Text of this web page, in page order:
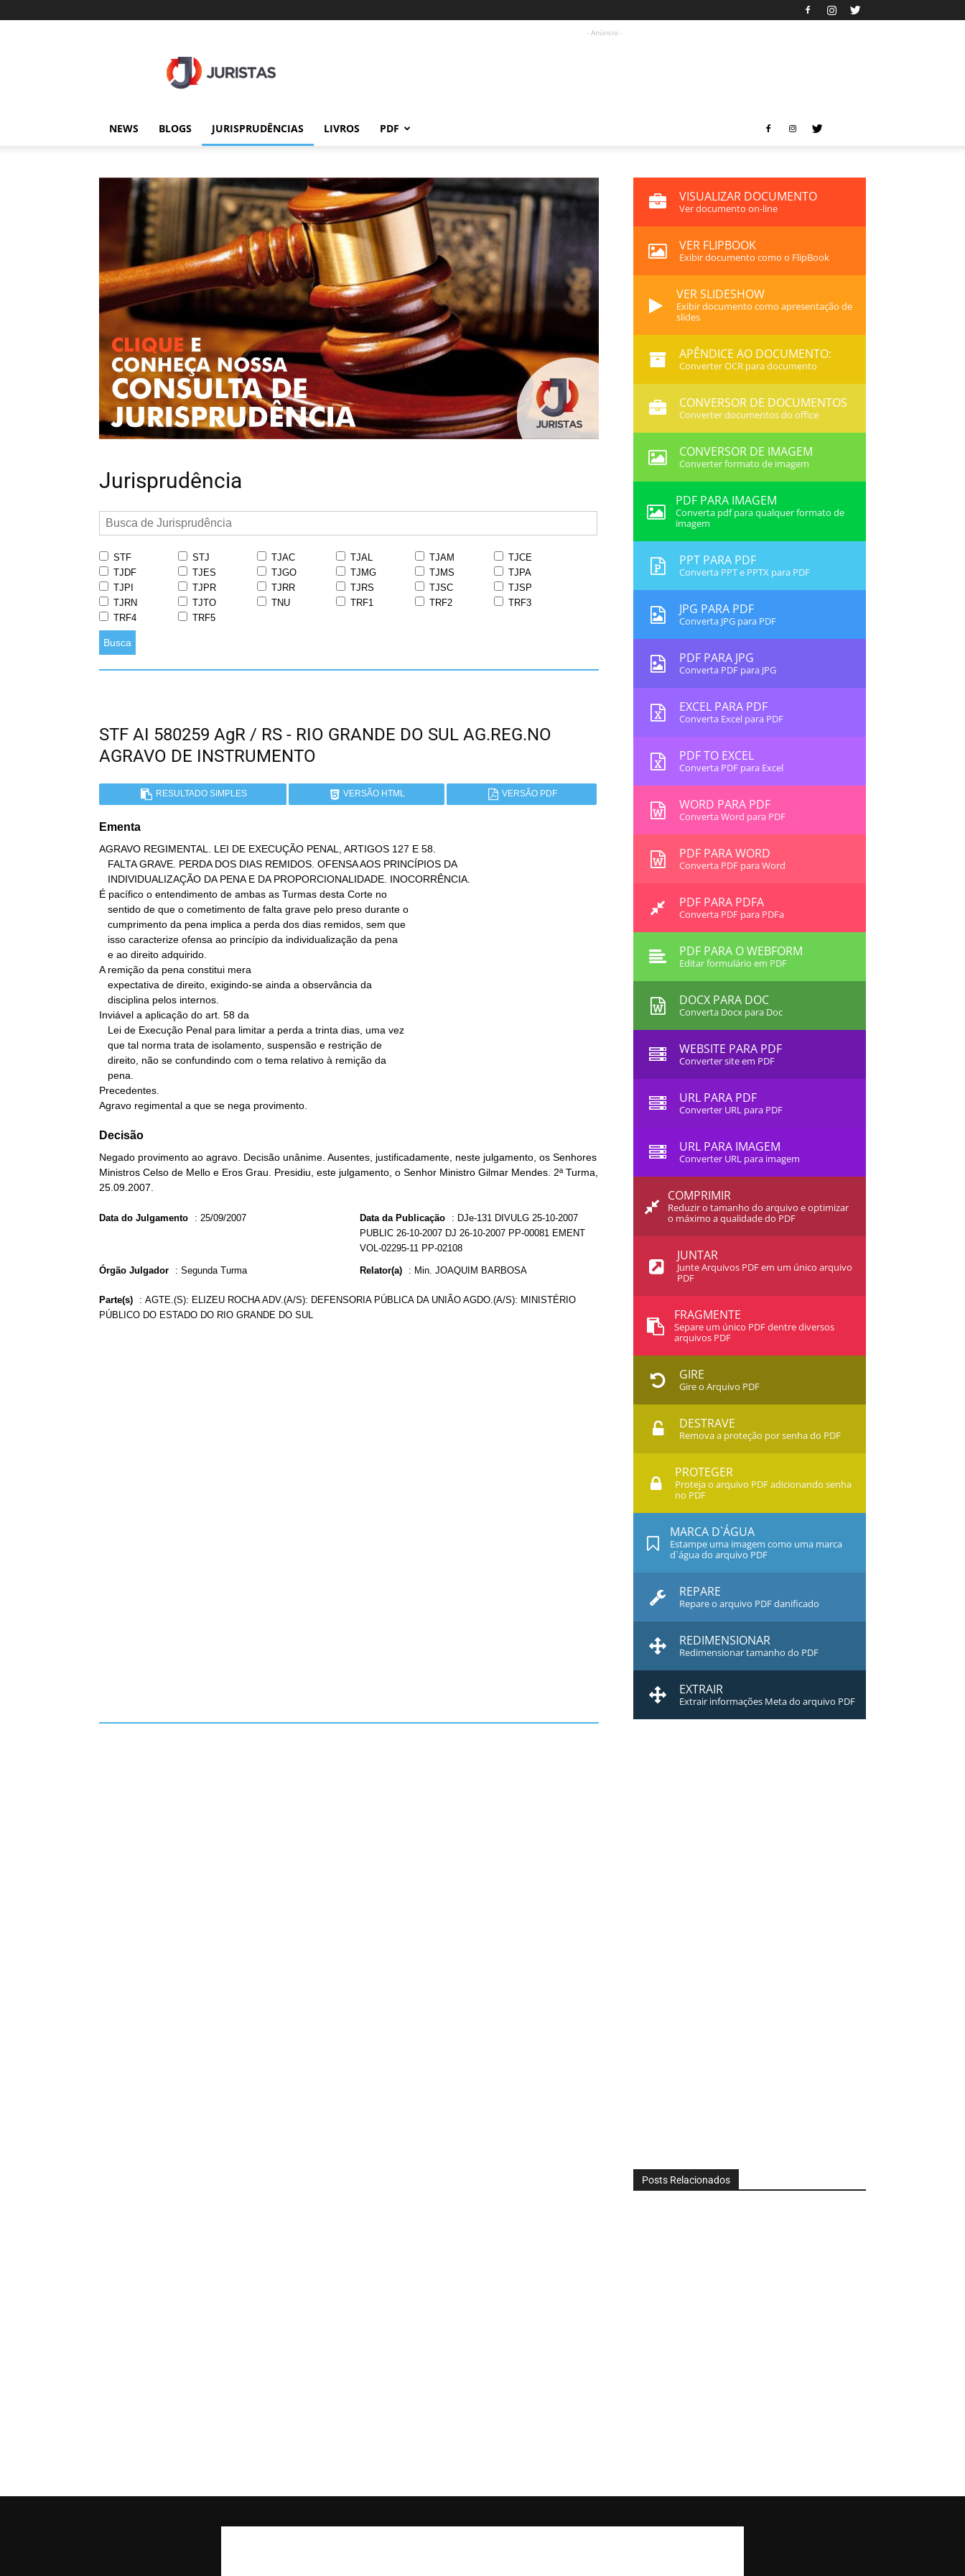
- Anúncio -
NEWS BLOGS JURISPRUDÊNCIAS LIVROS PDF
Jurisprudência
STF STJ TJAC TJAL TJAM
TJCE
TJDF
TJES TJGO TJMG TJMS
TJPA
TJPI
TJPR TJRR TJRS TJSC
TJSP
TJRN
TJTO TNU TRF1 TRF2
TRF3
TRF4
TRF5
Busca
STF AI 580259 AgR / RS - RIO GRANDE DO SUL AG.REG.NO
AGRAVO DE INSTRUMENTO
RESULTADO SIMPLES VERSÃO HTML VERSÃO PDF
Ementa
AGRAVO REGIMENTAL. LEI DE EXECUÇÃO PENAL, ARTIGOS 127 E 58.
É pacífico o entendimento de ambas as Turmas desta Corte no
A remição da pena constitui mera
Inviável a aplicação do art. 58 da
Precedentes.
Agravo regimental a que se nega provimento.
Decisão
Negado provimento ao agravo. Decisão unânime. Ausentes, justificadamente, neste julgamento, os Senhores
Ministros Celso de Mello e Eros Grau. Presidiu, este julgamento, o Senhor Ministro Gilmar Mendes. 2ª Turma,
25.09.2007.
Data do Julgamento : 25/09/2007 Data da Publicação : DJe-131 DIVULG 25-10-2007
PUBLIC 26-10-2007 DJ 26-10-2007 PP-00081 EMENT
VOL-02295-11 PP-02108
Órgão Julgador : Segunda Turma Relator(a) : Min. JOAQUIM BARBOSA
Parte(s) : AGTE.(S): ELIZEU ROCHA ADV.(A/S): DEFENSORIA PÚBLICA DA UNIÃO AGDO.(A/S): MINISTÉRIO
PÚBLICO DO ESTADO DO RIO GRANDE DO SUL
VISUALIZAR DOCUMENTO
Ver documento on-line
VER FLIPBOOK
Exibir documento como o FlipBook
VER SLIDESHOW
Exibir documento como apresentação de
slides
APÊNDICE AO DOCUMENTO:
Converter OCR para documento
CONVERSOR DE DOCUMENTOS
Converter documentos do office
CONVERSOR DE IMAGEM
Converter formato de imagem
PDF PARA IMAGEM
Converta pdf para qualquer formato de
imagem
PPT PARA PDF
Converta PPT e PPTX para PDF
JPG PARA PDF
Converta JPG para PDF
PDF PARA JPG
Converta PDF para JPG
EXCEL PARA PDF
Converta Excel para PDF
PDF TO EXCEL
Converta PDF para Excel
WORD PARA PDF
Converta Word para PDF
PDF PARA WORD
Converta PDF para Word
PDF PARA PDFA
Converta PDF para PDFa
PDF PARA O WEBFORM
Editar formulário em PDF
DOCX PARA DOC
Converta Docx para Doc
WEBSITE PARA PDF
Converter site em PDF
URL PARA PDF
Converter URL para PDF
URL PARA IMAGEM
Converter URL para imagem
COMPRIMIR
Reduzir o tamanho do arquivo e optimizar
o máximo a qualidade do PDF
JUNTAR
Junte Arquivos PDF em um único arquivo
PDF
FRAGMENTE
Separe um único PDF dentre diversos
arquivos PDF
GIRE
Gire o Arquivo PDF
DESTRAVE
Remova a proteção por senha do PDF
PROTEGER
Proteja o arquivo PDF adicionando senha
no PDF
MARCA D`ÁGUA
Estampe uma imagem como uma marca
d`água do arquivo PDF
REPARE
Repare o arquivo PDF danificado
REDIMENSIONAR
Redimensionar tamanho do PDF
EXTRAIR
Extrair informações Meta do arquivo PDF
Posts Relacionados